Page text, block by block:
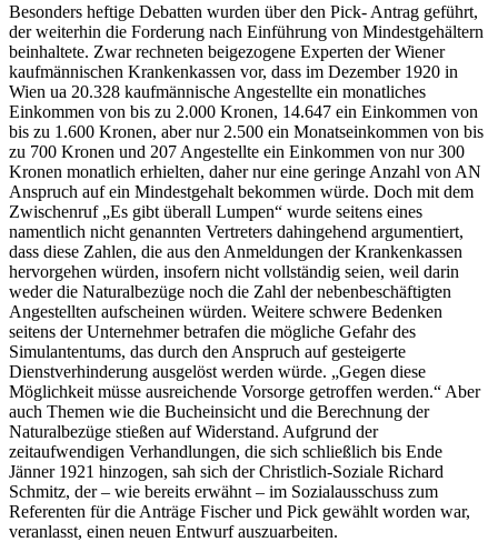
Besonders heftige Debatten wurden über den Pick- Antrag geführt,
der weiterhin die Forderung nach Einführung von Mindestgehältern
beinhaltete. Zwar rechneten beigezogene Experten der Wiener
kaufmännischen Krankenkassen vor, dass im Dezember 1920 in
Wien ua 20.328 kaufmännische Angestellte ein monatliches
Einkommen von bis zu 2.000 Kronen, 14.647 ein Einkommen von
bis zu 1.600 Kronen, aber nur 2.500 ein Monatseinkommen von bis
zu 700 Kronen und 207 Angestellte ein Einkommen von nur 300
Kronen monatlich erhielten, daher nur eine geringe Anzahl von AN
Anspruch auf ein Mindestgehalt bekommen würde. Doch mit dem
Zwischenruf „Es gibt überall Lumpen“ wurde seitens eines
namentlich nicht genannten Vertreters dahingehend argumentiert,
dass diese Zahlen, die aus den Anmeldungen der Krankenkassen
hervorgehen würden, insofern nicht vollständig seien, weil darin
weder die Naturalbezüge noch die Zahl der nebenbeschäftigten
Angestellten aufscheinen würden. Weitere schwere Bedenken
seitens der Unternehmer betrafen die mögliche Gefahr des
Simulantentums, das durch den Anspruch auf gesteigerte
Dienstverhinderung ausgelöst werden würde. „Gegen diese
Möglichkeit müsse ausreichende Vorsorge getroffen werden.“ Aber
auch Themen wie die Bucheinsicht und die Berechnung der
Naturalbezüge stießen auf Widerstand. Aufgrund der
zeitaufwendigen Verhandlungen, die sich schließlich bis Ende
Jänner 1921 hinzogen, sah sich der Christlich-Soziale Richard
Schmitz, der – wie bereits erwähnt – im Sozialausschuss zum
Referenten für die Anträge Fischer und Pick gewählt worden war,
veranlasst, einen neuen Entwurf auszuarbeiten.